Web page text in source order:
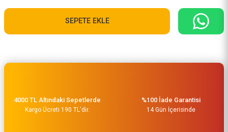
SEPETE EKLE
4000 TL Altındaki Sepetlerde
Kargo Ücreti 190 TL'dir.
%100 İade Garantisi
14 Gün İçerisinde